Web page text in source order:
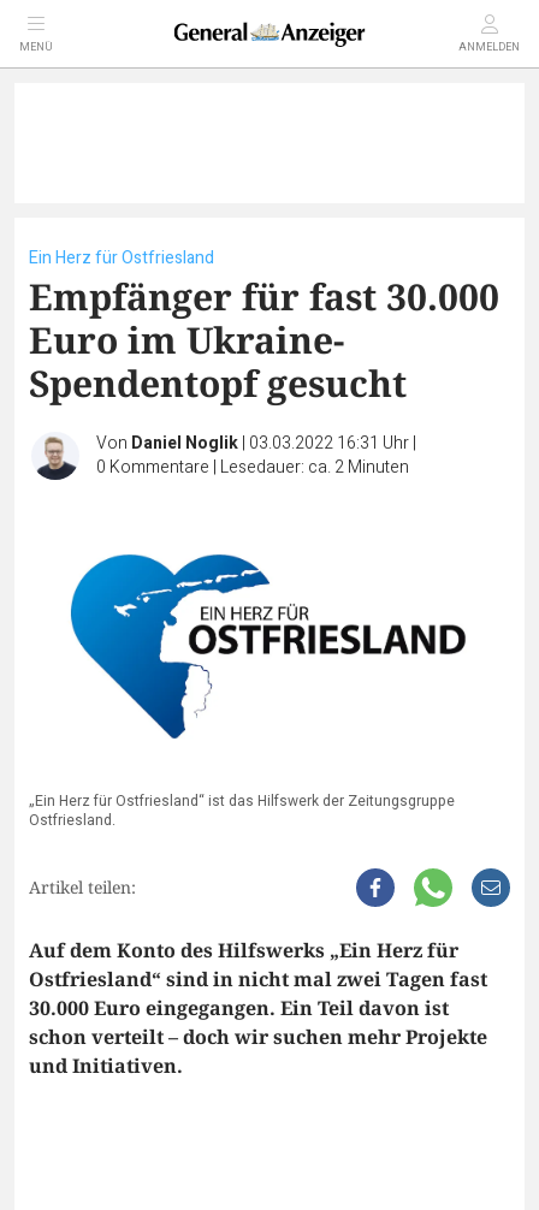
MENÜ ANMELDEN
Ein Herz für Ostfriesland
Empfänger für fast 30.000
Euro im Ukraine-
Spendentopf gesucht
Von Daniel Noglik| 03.03.2022 16:31 Uhr|
0 Kommentare | Lesedauer: ca. 2 Minuten
„Ein Herz für Ostfriesland“ ist das Hilfswerk der Zeitungsgruppe
Ostfriesland.
Artikel teilen:
Auf dem Konto des Hilfswerks „Ein Herz für
Ostfriesland“ sind in nicht mal zwei Tagen fast
30.000 Euro eingegangen. Ein Teil davon ist
schon verteilt – doch wir suchen mehr Projekte
und Initiativen.